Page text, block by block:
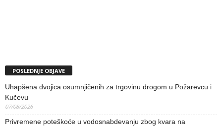
POSLEDNJE OBJAVE
Uhapšena dvojica osumnjičenih za trgovinu drogom u Požarevcu i
Kučevu
07/08/2026
Privremene poteškoće u vodosnabdevanju zbog kvara na